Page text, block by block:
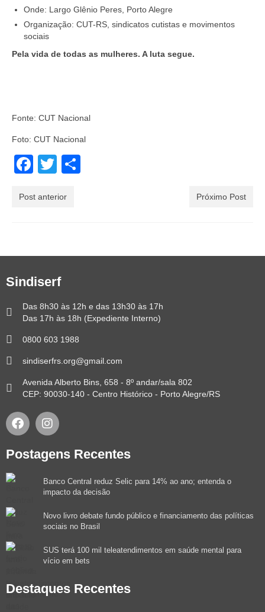
Onde: Largo Glênio Peres, Porto Alegre
Organização: CUT-RS, sindicatos cutistas e movimentos
sociais
Pela vida de todas as mulheres. A luta segue.
Fonte: CUT Nacional
Foto: CUT Nacional
Facebook
Twitter
Post anterior Próximo Post
Sindiserf
Das 8h30 às 12h e das 13h30 às 17h
Das 17h às 18h (Expediente Interno)
0800 603 1988
sindiserfrs.org@gmail.com
Avenida Alberto Bins, 658 - 8º andar/sala 802
CEP: 90030-140 - Centro Histórico - Porto Alegre/RS
Postagens Recentes
Banco Central reduz Selic para 14% ao ano; entenda o
impacto da decisão
Novo livro debate fundo público e financiamento das políticas
sociais no Brasil
SUS terá 100 mil teleatendimentos em saúde mental para
vício em bets
Destaques Recentes